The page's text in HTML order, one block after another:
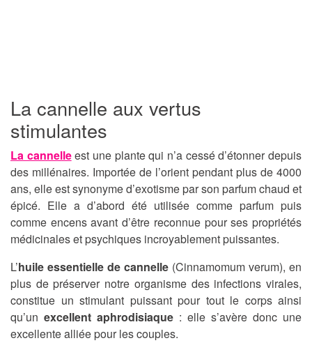
La cannelle aux vertus
stimulantes
La cannelleest une plante qui n’a cessé d’étonner depuis
des millénaires. Importée de l’orient pendant plus de 4000
ans, elle est synonyme d’exotisme par son parfum chaud et
épicé. Elle a d’abord été utilisée comme parfum puis
comme encens avant d’être reconnue pour ses propriétés
médicinales et psychiques incroyablement puissantes.
L’huile essentielle de cannelle (Cinnamomum verum), en
plus de préserver notre organisme des infections virales,
constitue un stimulant puissant pour tout le corps ainsi
qu’un excellent aphrodisiaque : elle s’avère donc une
excellente alliée pour les couples.